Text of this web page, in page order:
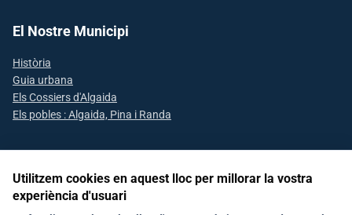
El Nostre Municipi
Història
Guia urbana
Els Cossiers d'Algaida
Els pobles : Algaida, Pina i Randa
Segueix-nos a les xarxes socials
Utilitzem cookies en aquest lloc per millorar la vostra
experiència d'usuari